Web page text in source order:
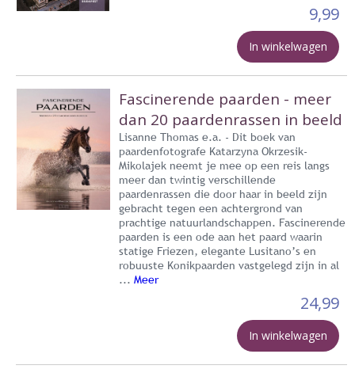
9,99
In winkelwagen
Fascinerende paarden - meer
dan 20 paardenrassen in beeld
Lisanne Thomas e.a. - Dit boek van
paardenfotografe Katarzyna Okrzesik-
Mikolajek neemt je mee op een reis langs
meer dan twintig verschillende
paardenrassen die door haar in beeld zijn
gebracht tegen een achtergrond van
prachtige natuurlandschappen. Fascinerende
paarden is een ode aan het paard waarin
statige Friezen, elegante Lusitano’s en
robuuste Konikpaarden vastgelegd zijn in al
... Meer
24,99
In winkelwagen